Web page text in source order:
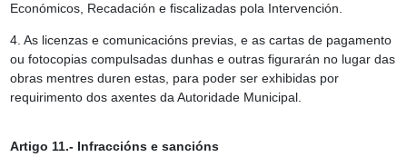
Económicos, Recadación e fiscalizadas pola Intervención.
4. As licenzas e comunicacións previas, e as cartas de pagamento
ou fotocopias compulsadas dunhas e outras figurarán no lugar das
obras mentres duren estas, para poder ser exhibidas por
requirimento dos axentes da Autoridade Municipal.
Artigo 11.- Infraccións e sancións